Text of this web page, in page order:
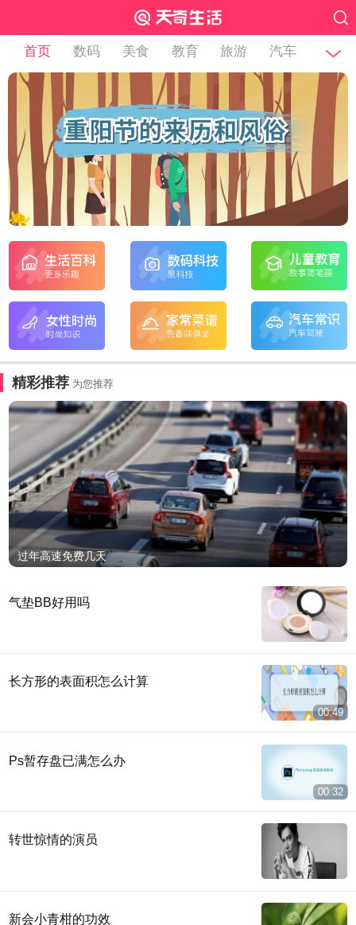
首页 数码 美食 教育 旅游 汽车
精彩推荐 为您推荐
过年高速免费几天
气垫BB好用吗
长方形的表面积怎么计算
00:49
Ps暂存盘已满怎么办
00:32
转世惊情的演员
新会小青柑的功效